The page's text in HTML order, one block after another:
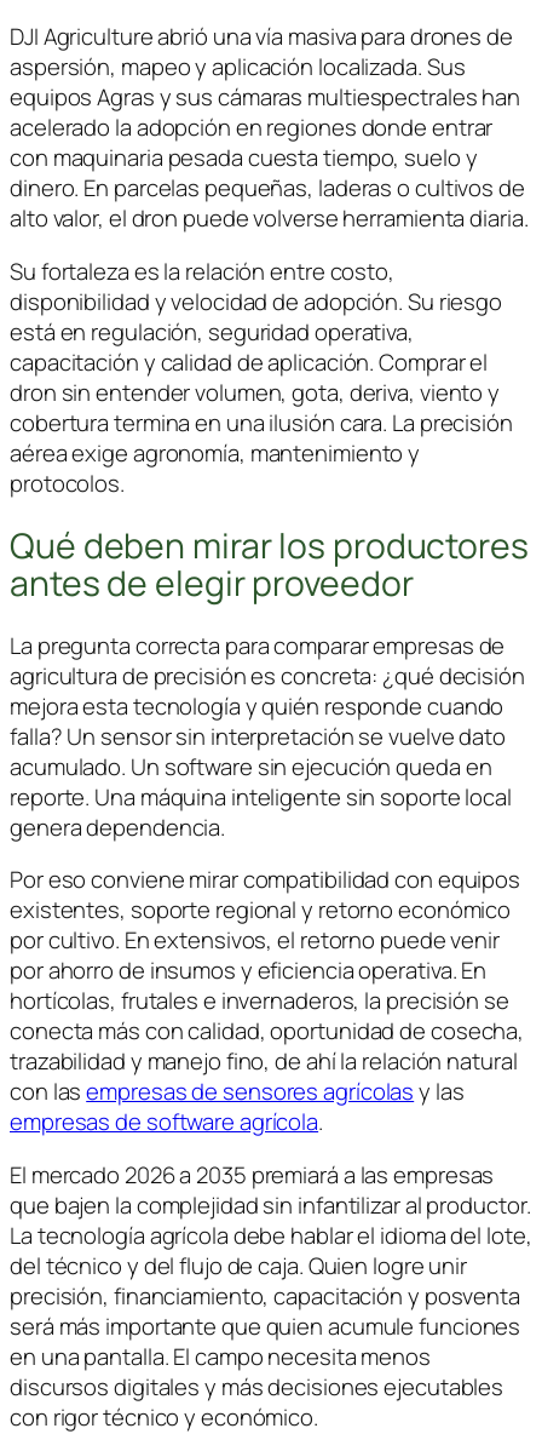
DJI Agricultureabrió una vía masiva para drones de
aspersión, mapeo y aplicación localizada. Sus
equipos Agras y sus cámaras multiespectrales han
acelerado la adopción en regiones donde entrar
con maquinaria pesada cuesta tiempo, suelo y
dinero. En parcelas pequeñas, laderas o cultivos de
alto valor, el dron puede volverse herramienta diaria.
Su fortaleza es la relación entre costo,
disponibilidad y velocidad de adopción. Su riesgo
está en regulación, seguridad operativa,
capacitación y calidad de aplicación. Comprar el
dron sin entender volumen, gota, deriva, viento y
cobertura termina en una ilusión cara. La precisión
aérea exige agronomía, mantenimiento y
protocolos.
Qué deben mirar los productores
antes de elegir proveedor
La pregunta correcta para comparar empresas de
agricultura de precisión es concreta: ¿qué decisión
mejora esta tecnología y quién responde cuando
falla? Un sensor sin interpretación se vuelve dato
acumulado. Un software sin ejecución queda en
reporte. Una máquina inteligente sin soporte local
genera dependencia.
Por eso conviene mirar compatibilidad con equipos
existentes, soporte regional y retorno económico
por cultivo. En extensivos, el retorno puede venir
por ahorro de insumos y eficiencia operativa. En
hortícolas, frutales e invernaderos, la precisión se
conecta más con calidad, oportunidad de cosecha,
trazabilidad y manejo fino, de ahí la relación natural
con lasempresas de sensores agrícolasy las
empresas de software agrícola.
El mercado 2026 a 2035 premiará a las empresas
que bajen la complejidad sin infantilizar al productor.
La tecnología agrícola debe hablar el idioma del lote,
del técnico y del flujo de caja. Quien logre unir
precisión, financiamiento, capacitación y posventa
será más importante que quien acumule funciones
en una pantalla. El campo necesita menos
discursos digitales y más decisiones ejecutables
con rigor técnico y económico.